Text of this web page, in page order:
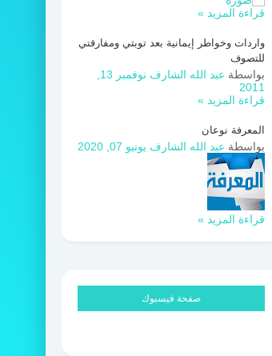
قراءة المزيد »
واردات وخواطر إيمانية بعد توبتي ومفارقتي
للتصوف
بواسطة عبد الله الشارف
2011
قراءة المزيد »
المعرفة نوعان
بواسطة عبد الله الشارف يونيو 07, 2020
قراءة المزيد »
صفحة فيسبوك